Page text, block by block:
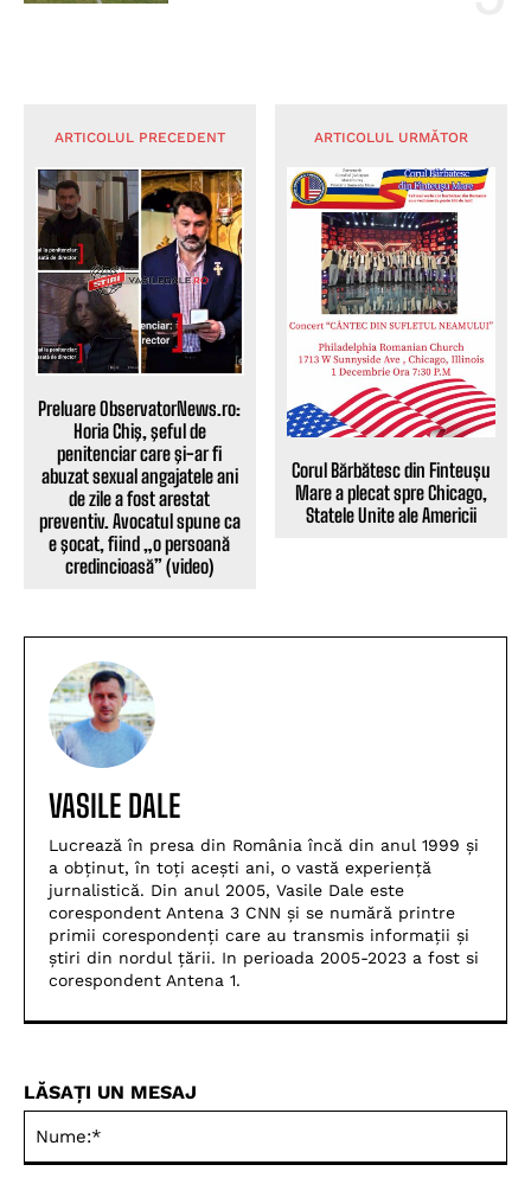
ARTICOLUL PRECEDENT
Preluare ObservatorNews.ro:
Horia Chiş, şeful de
penitenciar care şi-ar fi
abuzat sexual angajatele ani
de zile a fost arestat
preventiv. Avocatul spune ca
e şocat, fiind „o persoană
credincioasă” (video)
ARTICOLUL URMĂTOR
Corul Bărbătesc din Finteușu
Mare a plecat spre Chicago,
Statele Unite ale Americii
VASILE DALE
Lucrează în presa din România încă din anul 1999 și
a obținut, în toți acești ani, o vastă experiență
jurnalistică. Din anul 2005, Vasile Dale este
corespondent Antena 3 CNN și se numără printre
primii corespondenți care au transmis informații și
știri din nordul țării. In perioada 2005-2023 a fost si
corespondent Antena 1.
LĂSAȚI UN MESAJ